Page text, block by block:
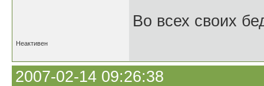
Во всех своих
Неактивен
2007-02-14 09:26:38